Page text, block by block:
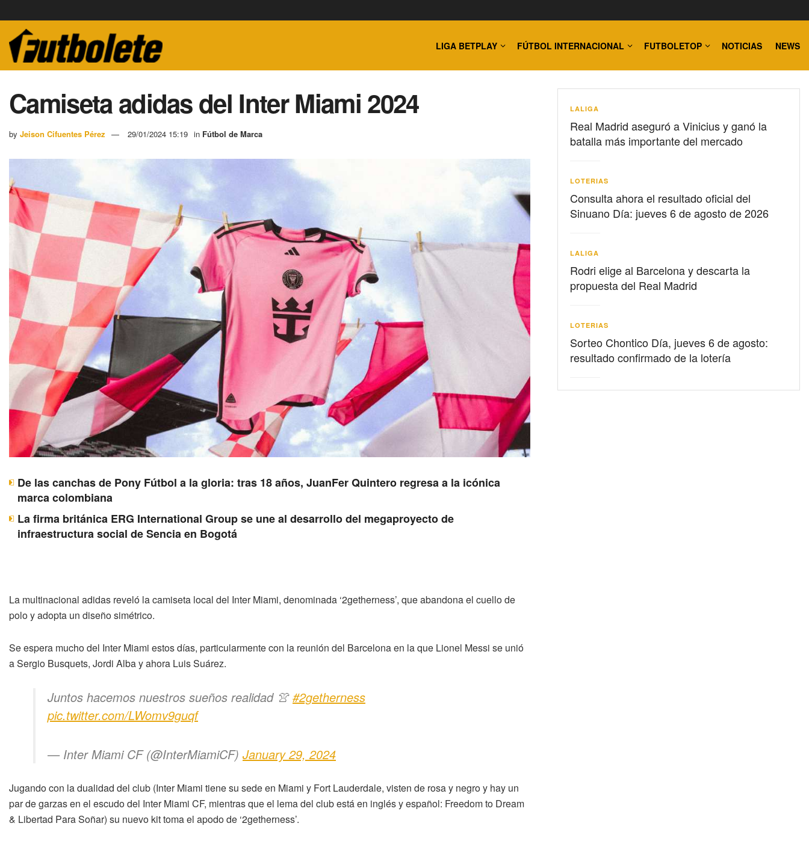
LIGA BETPLAY FÚTBOL INTERNACIONAL FUTBOLETOP NOTICIAS NEWS
Camiseta adidas del Inter Miami 2024
by Jeison Cifuentes Pérez 29/01/2024 15:19 in Fútbol de Marca
De las canchas de Pony Fútbol a la gloria: tras 18 años, JuanFer Quintero regresa a la icónica
marca colombiana
La firma británica ERG International Group se une al desarrollo del megaproyecto de
infraestructura social de Sencia en Bogotá
La multinacional adidas reveló la camiseta local del Inter Miami, denominada ‘2getherness’, que abandona el cuello de
polo y adopta un diseño simétrico.
Se espera mucho del Inter Miami estos días, particularmente con la reunión del Barcelona en la que Lionel Messi se unió
a Sergio Busquets, Jordi Alba y ahora Luis Suárez.
Juntos hacemos nuestros sueños realidad 👚#2getherness
pic.twitter.com/LWomv9guqf
— Inter Miami CF (@InterMiamiCF) January 29, 2024
Jugando con la dualidad del club (Inter Miami tiene su sede en Miami y Fort Lauderdale, visten de rosa y negro y hay un
par de garzas en el escudo del Inter Miami CF, mientras que el lema del club está en inglés y español: Freedom to Dream
& Libertad Para Soñar) su nuevo kit toma el apodo de ‘2getherness’.
LALIGA
Real Madrid aseguró a Vinicius y ganó la
batalla más importante del mercado
LOTERIAS
Consulta ahora el resultado oficial del
Sinuano Día: jueves 6 de agosto de 2026
LALIGA
Rodri elige al Barcelona y descarta la
propuesta del Real Madrid
LOTERIAS
Sorteo Chontico Día, jueves 6 de agosto:
resultado confirmado de la lotería